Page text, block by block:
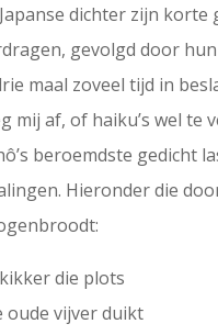
dichter zijn korte
gevolgd door
maal zoveel tijd in
mij af, of haiku’s wel te
beroemdste gedicht
Hieronder die
die plots
oude vijver duikt